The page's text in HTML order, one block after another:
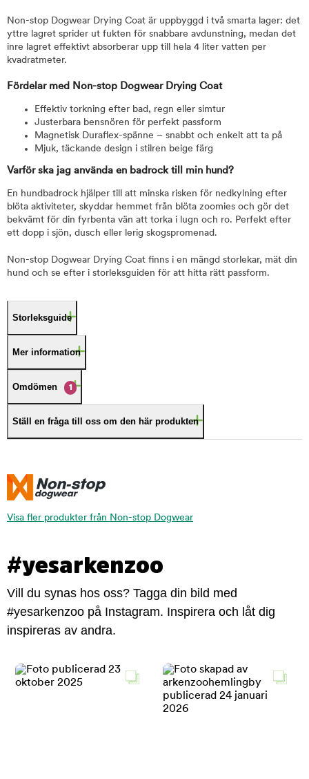
Non-stop Dogwear Drying Coat är uppbyggd i två smarta lager: det
yttre lagret sprider ut fukten för snabbare avdunstning, medan det
inre lagret effektivt absorberar upp till hela 4 liter vatten per
kvadratmeter.
Fördelar med Non-stop Dogwear Drying Coat
Effektiv torkning efter bad, regn eller simtur
Justerbara bensnören för perfekt passform
Magnetisk Duraflex-spänne – snabbt och enkelt att ta på
Mjuk, täckande design i stilren beige färg
Varför ska jag använda en badrock till min hund?
En hundbadrock hjälper till att minska risken för nedkylning efter
blöta aktiviteter, skyddar hemmet från blöta zoomies och gör det
bekvämt för din fyrbenta vän att torka i lugn och ro. Perfekt efter
ett dopp i sjön, dusch eller lerig skogspromenad.
Non-stop Dogwear Drying Coat finns i en mängd storlekar, mät din
hund och se efter i storleksguiden för att hitta rätt passform.
Storleksguide
Mer information
Omdömen 1
Ställ en fråga till oss om den här produkten
Visa fler produkter från Non-stop Dogwear
#yesarkenzoo
Vill du synas hos oss? Tagga din bild med
#yesarkenzoo på Instagram. Inspirera och låt dig
inspireras av andra.